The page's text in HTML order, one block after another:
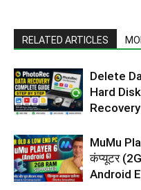
RELATED ARTICLES
Delete
Hard
MuMu
कंप्यूटर
Android